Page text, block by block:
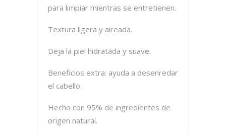
para limpiar mientras se entretienen.
Textura ligera y aireada.
Deja la piel hidratada y suave.
Beneficios extra: ayuda a desenredar
el cabello.
Hecho con 95% de ingredientes de
origen natural.